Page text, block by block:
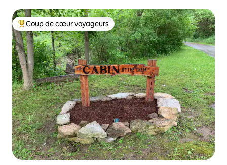
Coups de cœur voyageurs les plus appréciés
Coup de cœur voyageurs